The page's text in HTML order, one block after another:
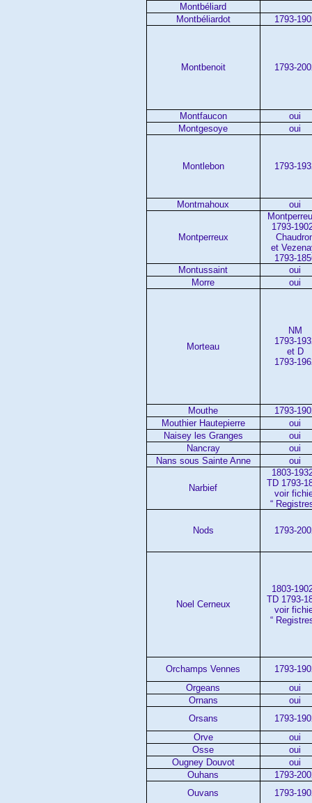
Montbéliard
Montbéliardot
1793-
Montbenoit 1793-
Montfaucon
oui
Montgesoye
oui
Montlebon 1793-
Montmahoux oui
Montperreux
1793-
et
1793-
Montussaint
oui
Morre
oui
Morteau
NM
1793-
et D
1793-
Mouthe
1793-
Mouthier Hautepierre
oui
Naisey les Granges
oui
Nancray
oui
Nans sous Sainte Anne
oui
Narbief
1803-
TD 1793-
voir
“
Nods 1793-
Noel Cerneux
1803-
TD 1793-
voir
“
Orchamps Vennes
1793-
Orgeans
oui
Ornans
oui
Orsans
1793-
Orve
oui
Osse
oui
Ougney Douvot
oui
Ouhans
1793-
Ouvans
1793-